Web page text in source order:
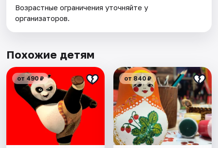
Возрастные ограничения уточняйте у
организаторов.
Похожие детям
от 490 ₽ от 840 ₽